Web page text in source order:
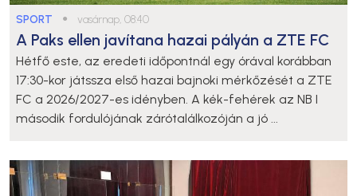
SPORT ● vasárnap, 08:40
A Paks ellen javítana hazai pályán a ZTE FC
Hétfő este, az eredeti időpontnál egy órával korábban
17:30-kor játssza első hazai bajnoki mérkőzését a ZTE
FC a 2026/2027-es idényben. A kék-fehérek az NB I
második fordulójának zárótalálkozóján a jó ...